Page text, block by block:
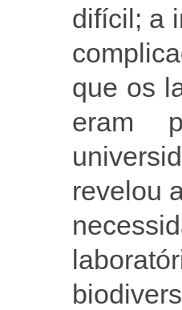
difícil; a
que os
eram
revelou